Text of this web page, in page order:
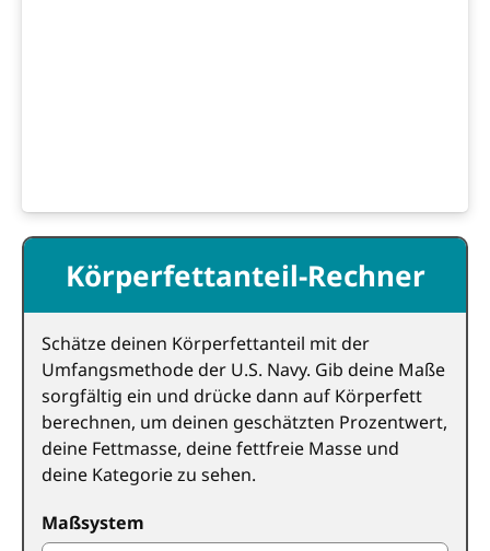
Körperfettanteil-Rechner
Schätze deinen Körperfettanteil mit der
Umfangsmethode der U.S. Navy. Gib deine Maße
sorgfältig ein und drücke dann auf Körperfett
berechnen, um deinen geschätzten Prozentwert,
deine Fettmasse, deine fettfreie Masse und
deine Kategorie zu sehen.
Maßsystem